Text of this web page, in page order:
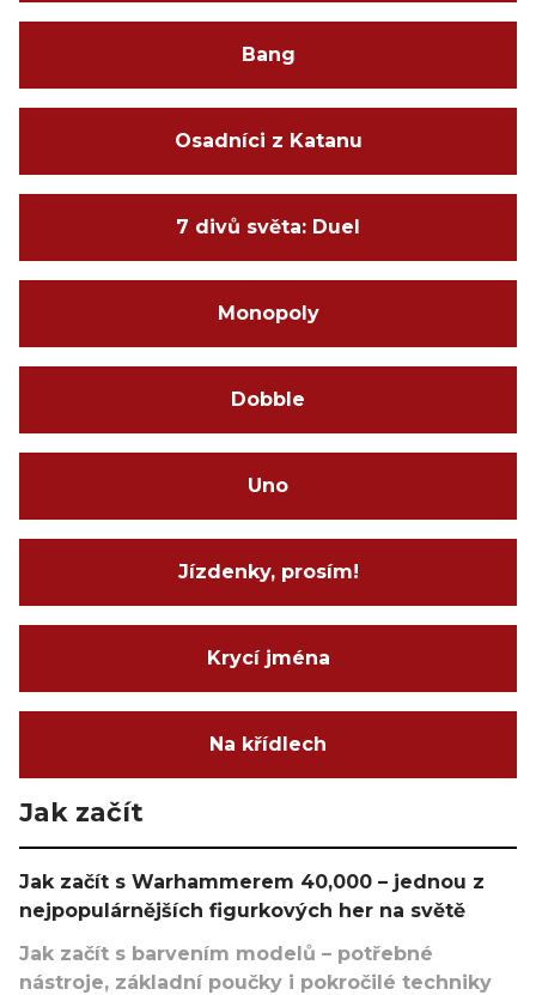
Bang
Osadníci z Katanu
7 divů světa: Duel
Monopoly
Dobble
Uno
Jízdenky, prosím!
Krycí jména
Na křídlech
Jak začít
Jak začít s Warhammerem 40,000 – jednou z
nejpopulárnějších figurkových her na světě
Jak začít s barvením modelů – potřebné
nástroje, základní poučky i pokročilé techniky